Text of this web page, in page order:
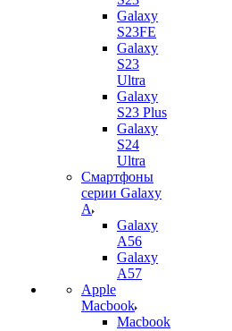
Galaxy
S23FE
Galaxy
S23
Ultra
Galaxy
S23 Plus
Galaxy
S24
Ultra
Смартфоны
серии Galaxy
A
Galaxy
A56
Galaxy
A57
Apple
Macbook
Macbook